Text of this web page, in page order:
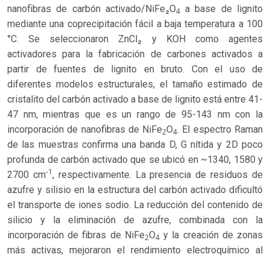
nanofibras de carbón activado/NiFe₂O4 a base de lignito
mediante una coprecipitación fácil a baja temperatura a 100
°C. Se seleccionaron ZnCl₂ y KOH como agentes
activadores para la fabricación de carbones activados a
partir de fuentes de lignito en bruto. Con el uso de
diferentes modelos estructurales, el tamaño estimado de
cristalito del carbón activado a base de lignito está entre 41-
47 nm, mientras que es un rango de 95-143 nm con la
incorporación de nanofibras de NiFe2O4. El espectro Raman
de las muestras confirma una banda D, G nítida y 2D poco
profunda de carbón activado que se ubicó en ~1340, 1580 y
2700 cm-1, respectivamente. La presencia de residuos de
azufre y silisio en la estructura del carbón activado dificultó
el transporte de iones sodio. La reducción del contenido de
silicio y la eliminación de azufre, combinada con la
incorporación de fibras de NiFe2O4 y la creación de zonas
más activas, mejoraron el rendimiento electroquímico al